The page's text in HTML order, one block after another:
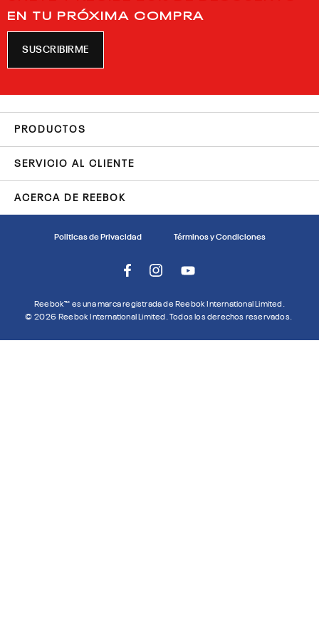
EN TU PRÓXIMA COMPRA
SUSCRIBIRME
PRODUCTOS
SERVICIO AL CLIENTE
ACERCA DE REEBOK
Politicas de Privacidad Términos y Condiciones
Reebok™ es una marca registrada de Reebok International Limited.
© 2026 Reebok International Limited. Todos los derechos reservados.